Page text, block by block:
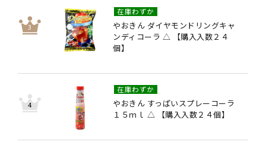
やおきん ダイヤモンドリングキャ
ンディコーラ △ 【購入入数２４
個】
在庫わずか
やおきん すっぱいスプレーコーラ
１５ｍｌ △ 【購入入数２４個】
在庫わずか